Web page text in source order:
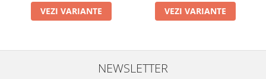
VEZI VARIANTE VEZI VARIANTE
NEWSLETTER